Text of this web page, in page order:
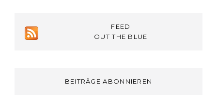
FEED
OUT THE BLUE
BEITRÄGE ABONNIEREN